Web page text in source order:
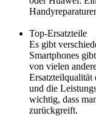
Top-Ersatzteile
Es gibt
Smartphones
von vielen
Ersatzteilqualität
und die
wichtig, dass
zurückgreift.